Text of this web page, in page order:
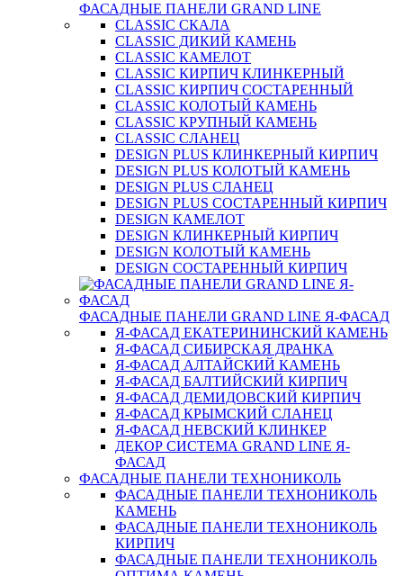
ФАСАДНЫЕ ПАНЕЛИ GRAND LINE
CLASSIC СКАЛА
CLASSIC ДИКИЙ КАМЕНЬ
CLASSIC КАМЕЛОТ
CLASSIC КИРПИЧ КЛИНКЕРНЫЙ
CLASSIC КИРПИЧ СОСТАРЕННЫЙ
CLASSIC КОЛОТЫЙ КАМЕНЬ
CLASSIC КРУПНЫЙ КАМЕНЬ
CLASSIC СЛАНЕЦ
DESIGN PLUS КЛИНКЕРНЫЙ КИРПИЧ
DESIGN PLUS КОЛОТЫЙ КАМЕНЬ
DESIGN PLUS СЛАНЕЦ
DESIGN PLUS СОСТАРЕННЫЙ КИРПИЧ
DESIGN КАМЕЛОТ
DESIGN КЛИНКЕРНЫЙ КИРПИЧ
DESIGN КОЛОТЫЙ КАМЕНЬ
DESIGN СОСТАРЕННЫЙ КИРПИЧ
ФАСАДНЫЕ ПАНЕЛИ GRAND LINE Я-ФАСАД
Я-ФАСАД ЕКАТЕРИНИНСКИЙ КАМЕНЬ
Я-ФАСАД СИБИРСКАЯ ДРАНКА
Я-ФАСАД АЛТАЙСКИЙ КАМЕНЬ
Я-ФАСАД БАЛТИЙСКИЙ КИРПИЧ
Я-ФАСАД ДЕМИДОВСКИЙ КИРПИЧ
Я-ФАСАД КРЫМСКИЙ СЛАНЕЦ
Я-ФАСАД НЕВСКИЙ КЛИНКЕР
ДЕКОР СИСТЕМА GRAND LINE Я-
ФАСАД
ФАСАДНЫЕ ПАНЕЛИ ТЕХНОНИКОЛЬ
ФАСАДНЫЕ ПАНЕЛИ ТЕХНОНИКОЛЬ
КАМЕНЬ
ФАСАДНЫЕ ПАНЕЛИ ТЕХНОНИКОЛЬ
КИРПИЧ
ФАСАДНЫЕ ПАНЕЛИ ТЕХНОНИКОЛЬ